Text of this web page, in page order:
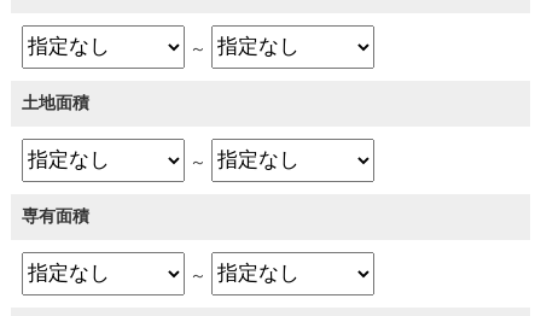
～
土地面積
～
専有面積
～